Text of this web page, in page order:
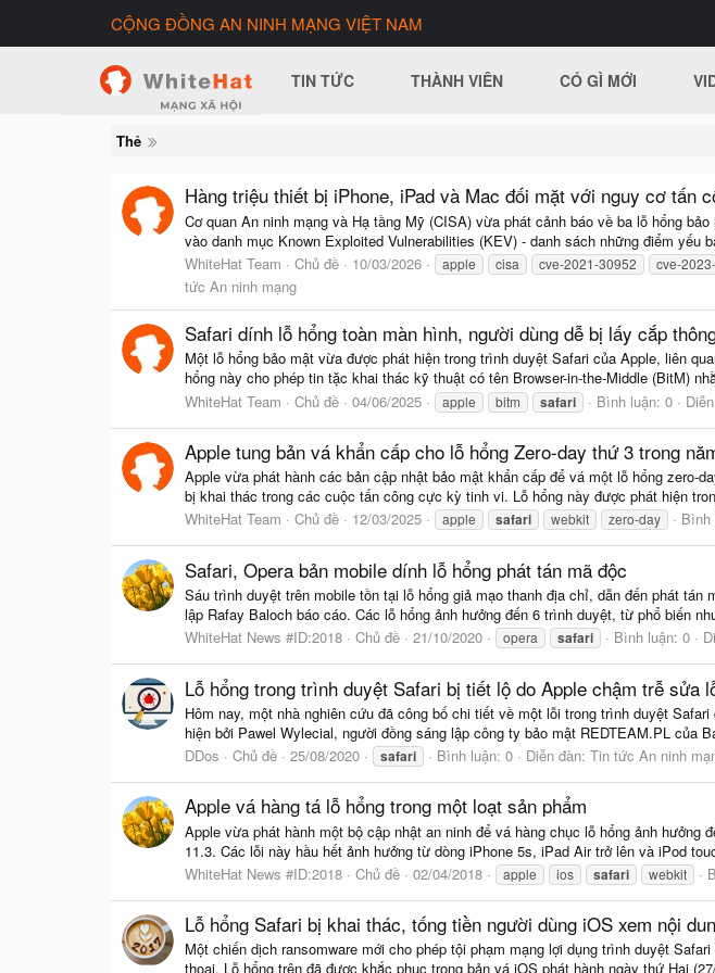
CỘNG ĐỒNG AN NINH MẠNG VIỆT NAM
TIN TỨC THÀNH VIÊN CÓ GÌ MỚI
Thẻ
Hàng triệu thiết bị iPhone, iPad và Mac đối mặt với nguy cơ tấn
Cơ quan An ninh mạng và Hạ tầng Mỹ (CISA) vừa phát cảnh báo về ba lỗ hổng
vào danh mục Known Exploited Vulnerabilities (KEV) - danh sách những điểm yếu
WhiteHat Team
Chủ đề 10/03/2026 apple cisa cve-2021-30952 cve-
tức An ninh mạng
Safari dính lỗ hổng toàn màn hình, người dùng dễ bị lấy cắp
Một lỗ hổng bảo mật vừa được phát hiện trong trình duyệt Safari của Apple, liên
hổng này cho phép tin tặc khai thác kỹ thuật có tên Browser-in-the-Middle (BitM)
WhiteHat Team
Chủ đề 04/06/2025 apple bitm safari Bình luận: 0
Apple tung bản vá khẩn cấp cho lỗ hổng Zero-day thứ 3 trong
Apple vừa phát hành các bản cập nhật bảo mật khẩn cấp để vá một lỗ hổng zero-
bị khai thác trong các cuộc tấn công cực kỳ tinh vi. Lỗ hổng này được phát hiện
WhiteHat Team
Chủ đề 12/03/2025 apple safari webkit zero-day Bình
Safari, Opera bản mobile dính lỗ hổng phát tán mã độc
Sáu trình duyệt trên mobile tồn tại lỗ hổng giả mạo thanh địa chỉ, dẫn đến phát
lập Rafay Baloch báo cáo. Các lỗ hổng ảnh hưởng đến 6 trình duyệt, từ phổ biến
WhiteHat News #ID:2018
Chủ đề 21/10/2020 opera safari Bình luận: 0
Lỗ hổng trong trình duyệt Safari bị tiết lộ do Apple chậm trễ sửa
Hôm nay, một nhà nghiên cứu đã công bố chi tiết về một lỗi trong trình duyệt
hiện bởi Pawel Wylecial, người đồng sáng lập công ty bảo mật REDTEAM.PL của
DDos
Chủ đề 25/08/2020 safari Bình luận: 0 Diễn đàn: Tin tức An ninh
Apple vá hàng tá lỗ hổng trong một loạt sản phẩm
Apple vừa phát hành một bộ cập nhật an ninh để vá hàng chục lỗ hổng ảnh
11.3. Các lỗi này hầu hết ảnh hưởng từ dòng iPhone 5s, iPad Air trở lên và iPod
WhiteHat News #ID:2018
Chủ đề 02/04/2018 apple ios safari webkit
Lỗ hổng Safari bị khai thác, tống tiền người dùng iOS xem nội
Một chiến dịch ransomware mới cho phép tội phạm mạng lợi dụng trình duyệt
thoại. Lỗ hổng trên đã được khắc phục trong bản vá iOS phát hành ngày thứ Hai